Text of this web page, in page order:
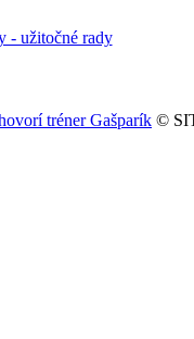
tréner Gašparík ©